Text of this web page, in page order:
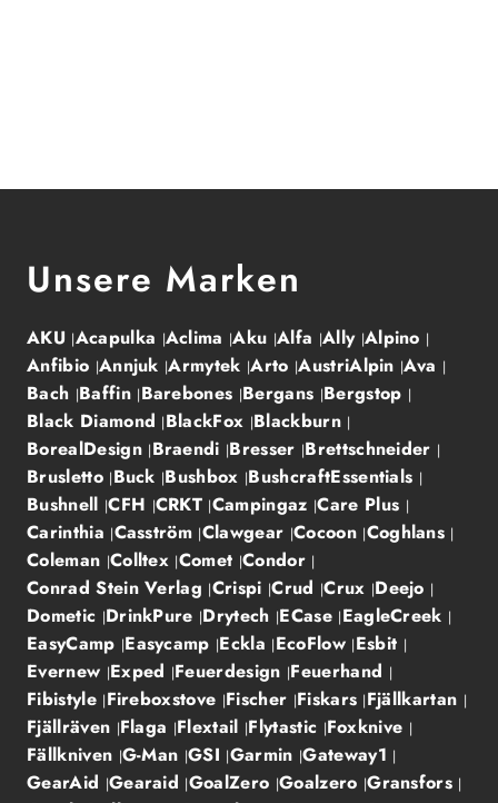
Unsere Marken
AKU Acapulka Aclima Aku Alfa Ally Alpino
Anfibio Annjuk Armytek Arto AustriAlpin Ava
Bach Baffin Barebones Bergans Bergstop
Black Diamond BlackFox Blackburn
BorealDesign Braendi Bresser Brettschneider
Brusletto Buck Bushbox BushcraftEssentials
Bushnell CFH CRKT Campingaz Care Plus
Carinthia Casström Clawgear Cocoon Coghlans
Coleman Colltex Comet Condor
Conrad Stein Verlag Crispi Crud Crux Deejo
Dometic DrinkPure Drytech ECase EagleCreek
EasyCamp Easycamp Eckla EcoFlow Esbit
Evernew Exped Feuerdesign Feuerhand
Fibistyle Fireboxstove Fischer Fiskars Fjällkartan
Fjällräven Flaga Flextail Flytastic Foxknive
Fällkniven G-Man GSI Garmin Gateway1
GearAid Gearaid GoalZero Goalzero Gransfors